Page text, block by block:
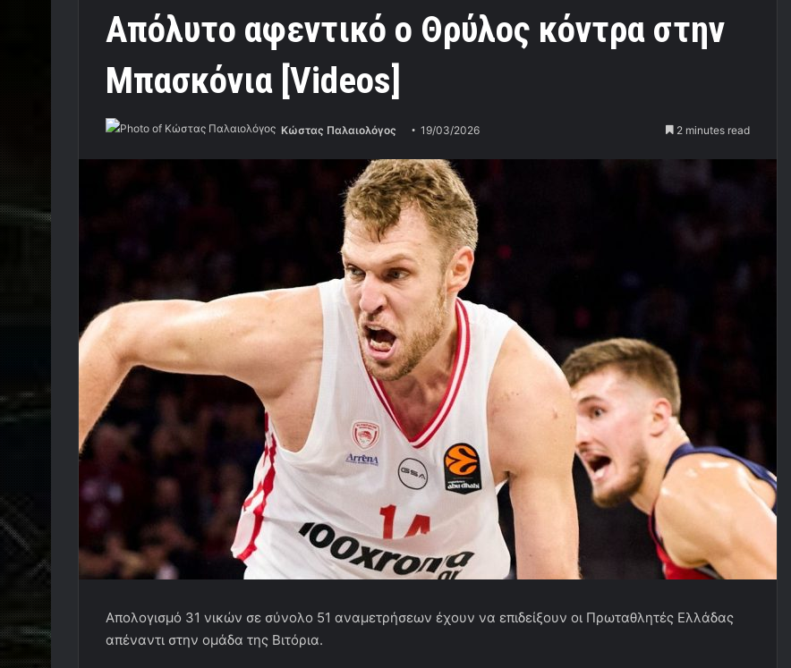
Απόλυτο αφεντικό ο Θρύλος κόντρα στην
Μπασκόνια [Videos]
Κώστας Παλαιολόγος 19/03/2026 2 minutes read
Απολογισμό 31 νικών σε σύνολο 51 αναμετρήσεων έχουν να επιδείξουν οι Πρωταθλητές Ελλάδας
απέναντι στην ομάδα της Βιτόρια.